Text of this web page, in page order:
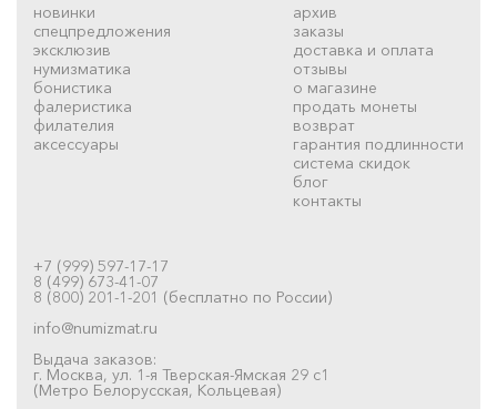
новинки
спецпредложения
эксклюзив
нумизматика
бонистика
фалеристика
филателия
аксессуары
архив
заказы
доставка и оплата
отзывы
о магазине
продать монеты
возврат
гарантия подлинности
система скидок
блог
контакты
+7 (999) 597-17-17
8 (499) 673-41-07
8 (800) 201-1-201 (бесплатно по России)
info@numizmat.ru
Выдача заказов:
г. Москва, ул. 1-я Тверская-Ямская 29 с1
(Метро Белорусская, Кольцевая)